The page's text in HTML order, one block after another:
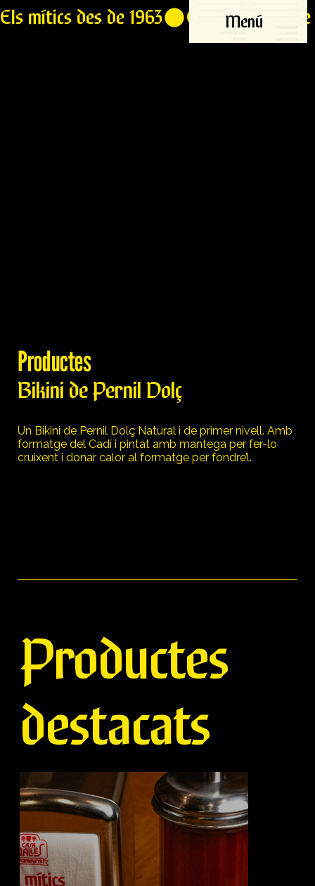
Menú
Els mítics des de 1963
Productes
Bikini de Pernil Dolç
Un Bikini de Pernil Dolç Natural i de primer nivell. Amb
formatge del Cadí i pintat amb mantega per fer-lo
cruixent i donar calor al formatge per fondre’l.
Productes
destacats